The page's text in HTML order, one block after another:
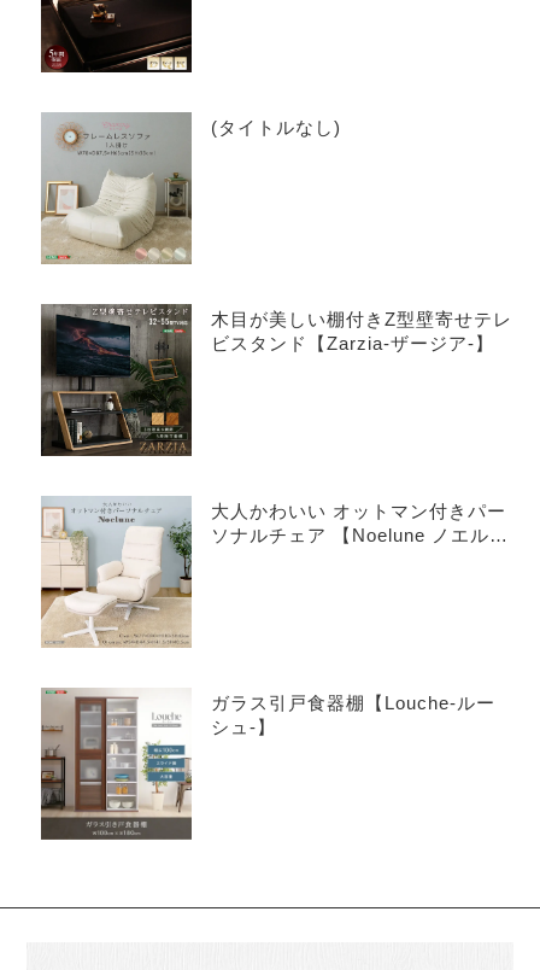
(タイトルなし)
木目が美しい棚付きZ型壁寄せテレ
ビスタンド【Zarzia-ザージア-】
大人かわいい オットマン付きパー
ソナルチェア 【Noelune ノエル
ガラス引戸食器棚【Louche-ルー
シュ-】